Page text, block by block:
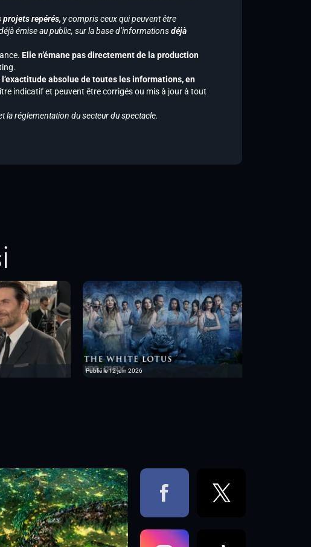
repérés, y compris ceux qui peuvent être
émise au public, sur la base d’informationsdéjà
Elle n’émane pas directement de la production
absolue de toutes les informations, en
indicatif et peuvent être corrigés ou mis à jour à tout
la réglementation du secteur du spectacle.
Publié le 12 juin 2026